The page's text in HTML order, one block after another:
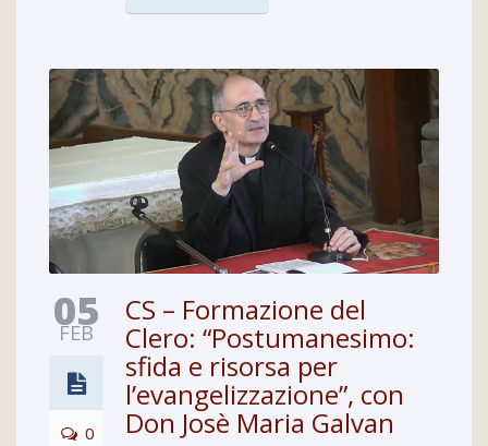
05
FEB
0
CS – Formazione del
Clero: “Postumanesimo:
sfida e risorsa per
l’evangelizzazione”, con
Don Josè Maria Galvan